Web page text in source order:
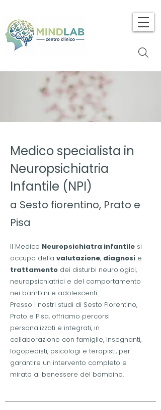
Medico specialista in
Neuropsichiatria
Infantile (NPI)
a Sesto fiorentino, Prato e
Pisa
Il Medico Neuropsichiatra infantile si
occupa della valutazione, diagnosi e
trattamento dei disturbi neurologici,
neuropsichiatrici e del comportamento
nei bambini e adolescenti.
Presso i nostri studi di Sesto Fiorentino,
Prato e Pisa, offriamo percorsi
personalizzati e integrati, in
collaborazione con famiglie, insegnanti,
logopedisti, psicologi e terapisti, per
garantire un intervento completo e
mirato al benessere del bambino.